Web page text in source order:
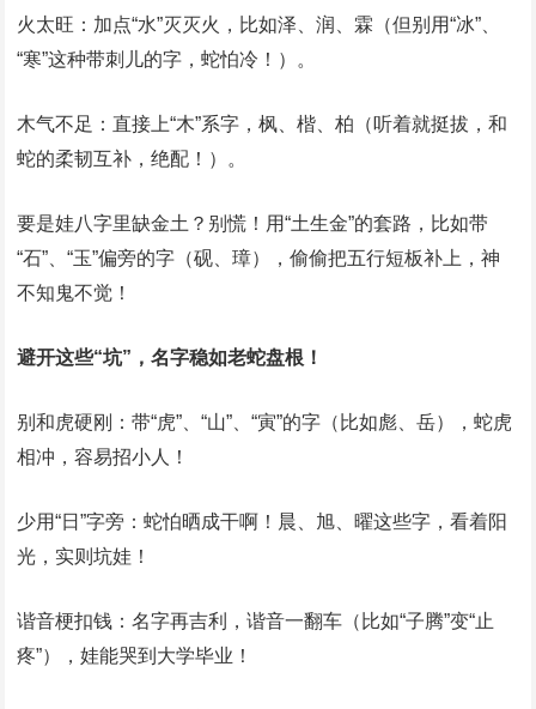
‌火太旺‌：加点“水”灭灭火，比如泽、润、霖（但别用“冰”、
“寒”这种带刺儿的字，蛇怕冷！）。‌
木气不足‌：直接上“木”系字，枫、楷、柏（听着就挺拔，和
蛇的柔韧互补，绝配！）。
要是娃八字里缺金土？别慌！用‌“土生金”‌的套路，比如带
“石”、“玉”偏旁的字（砚、璋），偷偷把五行短板补上，神
不知鬼不觉！
‌避开这些“坑”，名字稳如老蛇盘根！‌
‌别和虎硬刚‌：带“虎”、“山”、“寅”的字（比如彪、岳），蛇虎
相冲，容易招小人！
‌少用“日”字旁‌：蛇怕晒成干啊！晨、旭、曜这些字，看着阳
光，实则坑娃！
‌谐音梗扣钱‌：名字再吉利，谐音一翻车（比如“子腾”变“止
疼”），娃能哭到大学毕业！